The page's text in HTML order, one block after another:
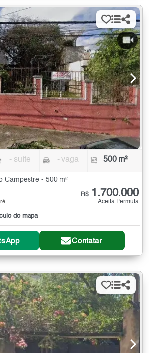
- suíte - vaga 500 m²
Campestre - 500 m²
do mapa
R$ 1.700.000
Aceita Permuta
Contatar